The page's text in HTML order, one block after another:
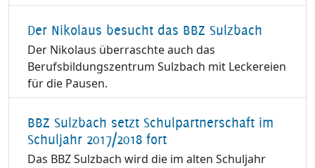
Der Nikolaus besucht das BBZ Sulzbach
Der Nikolaus überraschte auch das
Berufsbildungszentrum Sulzbach mit Leckereien
für die Pausen.
BBZ Sulzbach setzt Schulpartnerschaft im
Schuljahr 2017/2018 fort
Das BBZ Sulzbach wird die im alten Schuljahr